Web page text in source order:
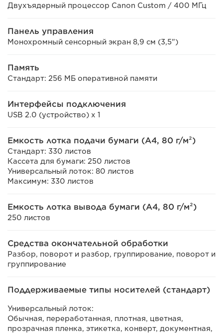
Двухъядерный процессор Canon Custom / 400 МГц
Панель управления
Монохромный сенсорный экран 8,9 см (3,5")
Память
Стандарт: 256 МБ оперативной памяти
Интерфейсы подключения
USB 2.0 (устройство) x 1
Емкость лотка подачи бумаги (A4, 80 г/м²)
Стандарт: 330 листов
Кассета для бумаги: 250 листов
Универсальный лоток: 80 листов
Максимум: 330 листов
Емкость лотка вывода бумаги (A4, 80 г/м²)
250 листов
Средства окончательной обработки
Разбор, поворот и разбор, группирование, поворот и
группирование
Поддерживаемые типы носителей (стандарт)
Универсальный лоток:
Обычная, переработанная, плотная, цветная,
прозрачная пленка, этикетка, конверт, документная,